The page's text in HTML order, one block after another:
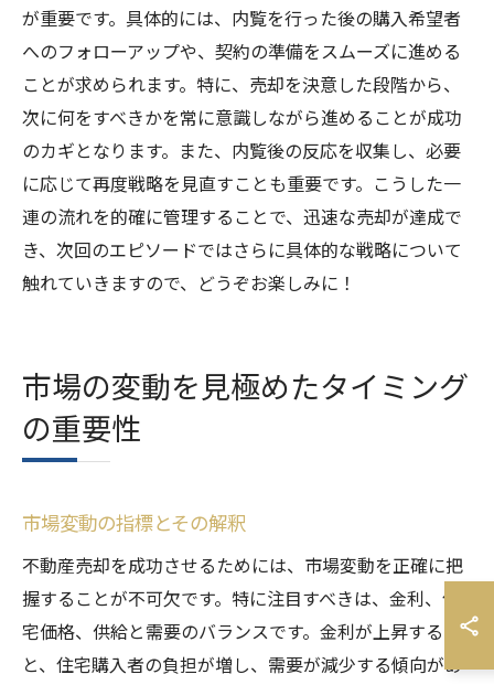
が重要です。具体的には、内覧を行った後の購入希望者
へのフォローアップや、契約の準備をスムーズに進める
ことが求められます。特に、売却を決意した段階から、
次に何をすべきかを常に意識しながら進めることが成功
のカギとなります。また、内覧後の反応を収集し、必要
に応じて再度戦略を見直すことも重要です。こうした一
連の流れを的確に管理することで、迅速な売却が達成で
き、次回のエピソードではさらに具体的な戦略について
触れていきますので、どうぞお楽しみに！
市場の変動を見極めたタイミング
の重要性
市場変動の指標とその解釈
不動産売却を成功させるためには、市場変動を正確に把
握することが不可欠です。特に注目すべきは、金利、住
宅価格、供給と需要のバランスです。金利が上昇する
と、住宅購入者の負担が増し、需要が減少する傾向があ